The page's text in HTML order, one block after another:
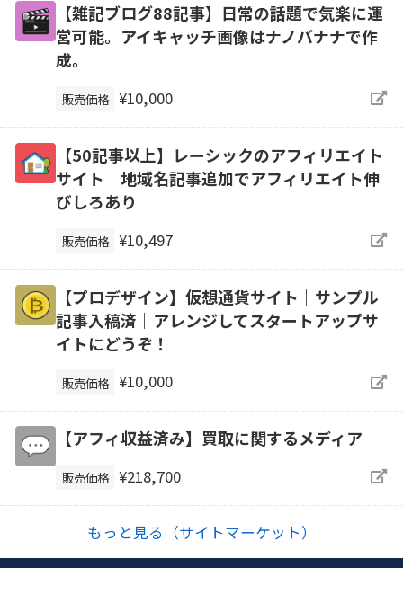
【雑記ブログ88記事】日常の話題で気楽に運
営可能。アイキャッチ画像はナノバナナで作
成。
販売価格 ¥10,000
【50記事以上】レーシックのアフィリエイト
サイト 地域名記事追加でアフィリエイト伸
びしろあり
販売価格 ¥10,497
【プロデザイン】仮想通貨サイト｜サンプル
記事入稿済｜アレンジしてスタートアップサ
イトにどうぞ！
販売価格 ¥10,000
【アフィ収益済み】買取に関するメディア
販売価格 ¥218,700
もっと見る（サイトマーケット）